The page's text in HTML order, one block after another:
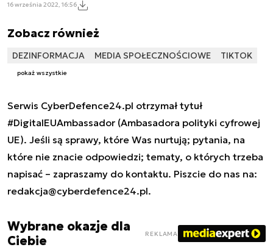
16 września 2022, 16:56
Zobacz również
DEZINFORMACJA MEDIA SPOŁECZNOŚCIOWE TIKTOK
pokaż wszystkie
Serwis CyberDefence24.pl otrzymał tytuł
#DigitalEUAmbassador (Ambasadora polityki cyfrowej
UE). Jeśli są sprawy, które Was nurtują; pytania, na
które nie znacie odpowiedzi; tematy, o których trzeba
napisać – zapraszamy do kontaktu. Piszcie do nas na:
redakcja@cyberdefence24.pl.
Wybrane okazje dla
Ciebie
REKLAMA